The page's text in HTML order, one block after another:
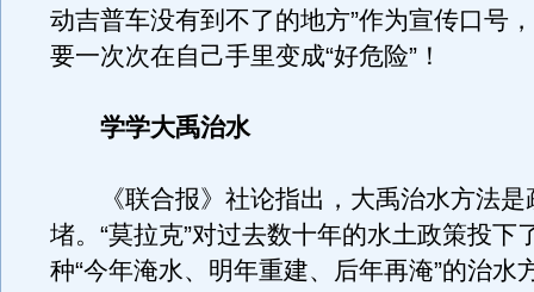
动吉普车没有到不了的地方”作为宣传口号
要一次次在自己手里变成“好危险”！
学学大禹治水
《联合报》社论指出，大禹治水方法是
堵。“莫拉克”对过去数十年的水土政策投下
种“今年淹水、明年重建、后年再淹”的治水